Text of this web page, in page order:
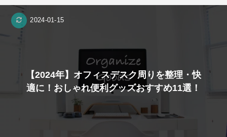
【2024年】オフィスデスク周りを整理・快
適に！おしゃれ便利グッズおすすめ11選！
2024-01-15